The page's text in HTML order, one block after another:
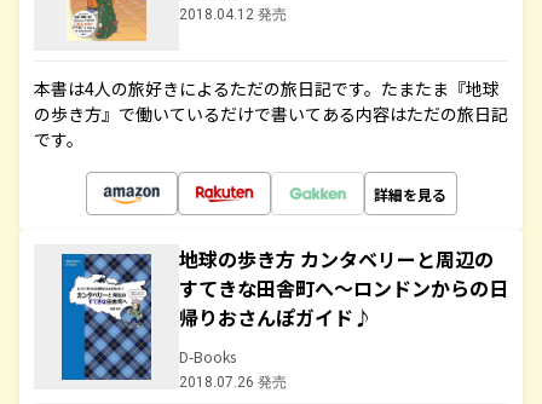
2018.04.12 発売
本書は4人の旅好きによるただの旅日記です。たまたま『地球
の歩き方』で働いているだけで書いてある内容はただの旅日記
です。
詳細を見る
地球の歩き方 カンタベリーと周辺の
すてきな田舎町へ～ロンドンからの日
帰りおさんぽガイド♪
D-Books
2018.07.26 発売